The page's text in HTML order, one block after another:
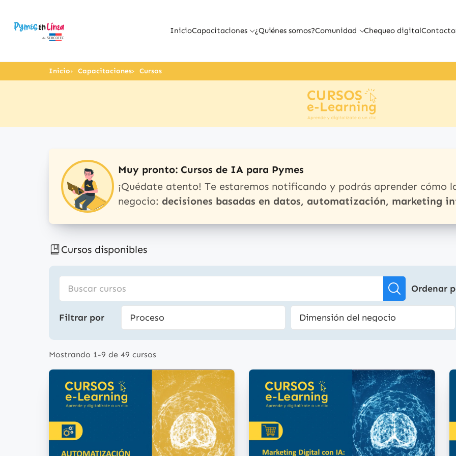
InicioCapacitaciones ¿Quiénes somos?Comunidad Chequeo digitalContacto
Inicio Capacitaciones Cursos
Muy pronto: Cursos de IA para Pymes
¡Quédate atento! Te estaremos notificando y podrás aprender cómo
negocio: decisiones basadas en datos, automatización, marketing
Cursos disponibles
Ordenar
Filtrar por
Mostrando 1-9 de 49 cursos